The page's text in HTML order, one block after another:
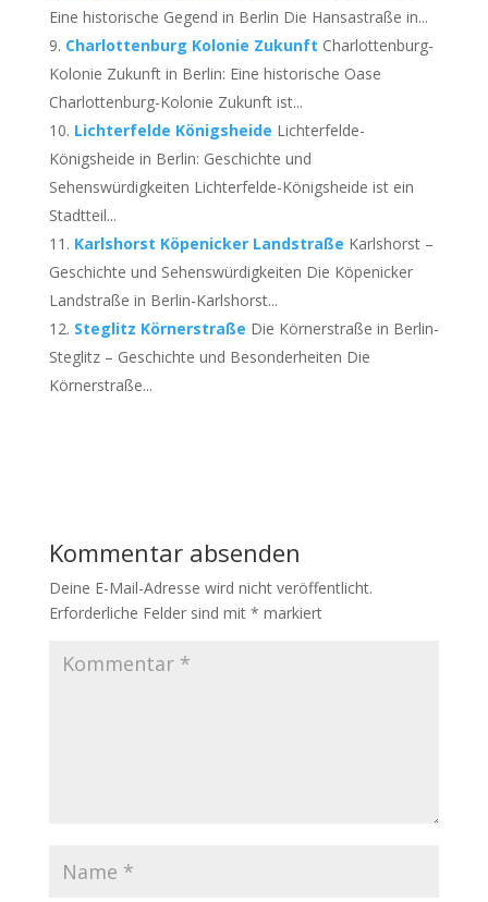
Eine historische Gegend in Berlin Die Hansastraße in...
Charlottenburg Kolonie Zukunft Charlottenburg-
Kolonie Zukunft in Berlin: Eine historische Oase
Charlottenburg-Kolonie Zukunft ist...
Lichterfelde Königsheide Lichterfelde-
Königsheide in Berlin: Geschichte und
Sehenswürdigkeiten Lichterfelde-Königsheide ist ein
Stadtteil...
Karlshorst Köpenicker Landstraße Karlshorst –
Geschichte und Sehenswürdigkeiten Die Köpenicker
Landstraße in Berlin-Karlshorst...
Steglitz Körnerstraße Die Körnerstraße in Berlin-
Steglitz – Geschichte und Besonderheiten Die
Körnerstraße...
Kommentar absenden
Deine E-Mail-Adresse wird nicht veröffentlicht.
Erforderliche Felder sind mit * markiert